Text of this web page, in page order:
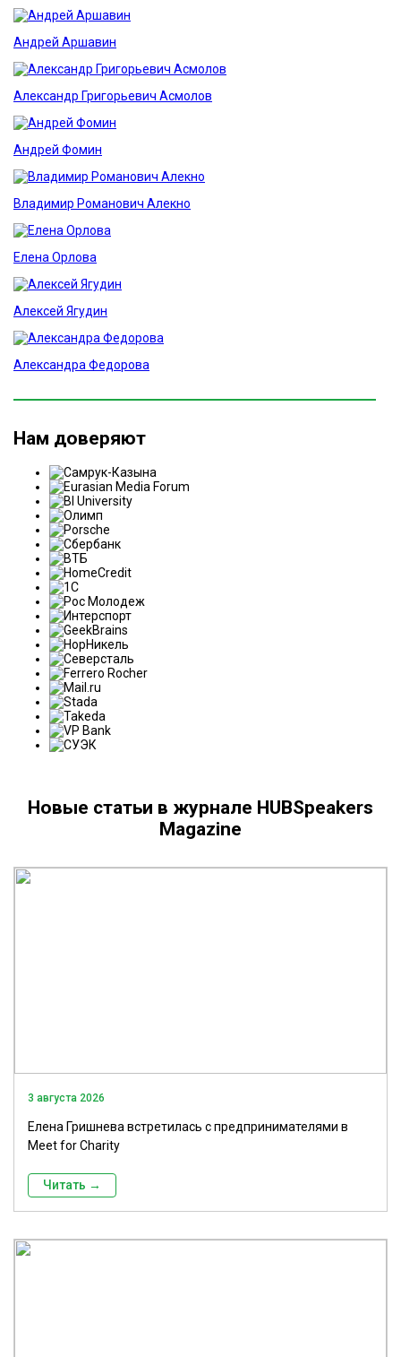
Андрей Аршавин
Александр Григорьевич Асмолов
Андрей Фомин
Владимир Романович Алекно
Елена Орлова
Алексей Ягудин
Александра Федорова
Нам доверяют
Новые статьи в журнале HUBSpeakers
Magazine
3 августа 2026
Елена Гришнева встретилась с предпринимателями в
Meet for Charity
Читать →